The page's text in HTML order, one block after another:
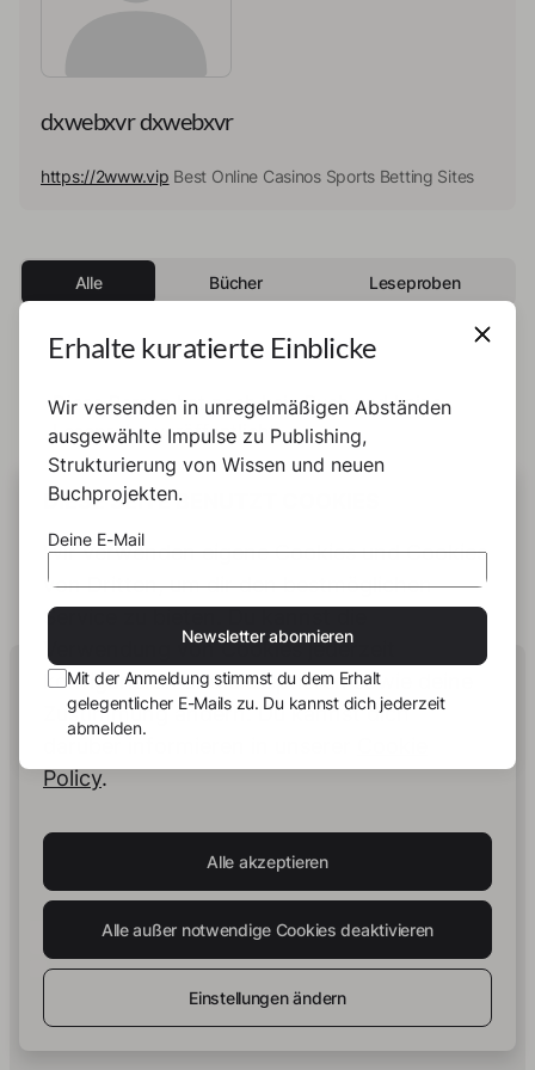
dxwebxvr dxwebxvr
https://2www.vip Best Online Casinos Sports Betting Sites
Alle Bücher Leseproben
Diese Person hat noch kein Buch und keine
Leseprobe veröffentlicht.
DIESE SEITE BENUTZT COOKIES
Wir verwenden eigene Cookies und Cookies
von Dritten, um dir den bestmöglichen
Service zu bieten. Du kannst die
Verwendung von Cookies jederzeit
konfigurieren und akzeptieren sowie deine
Zustimmung ändern. Du kannst dich
Policy.
Alle akzeptieren
Alle außer notwendige Cookies deaktivieren
Einstellungen ändern
Human Intelligence.
In Print.
Impulse zu Buch & Publishing
Wissensverdichtung und ausgewählte Entwicklungen
rund um story.one.
Deine E-Mail
Abonnieren
Mit der Anmeldung stimmst du dem Erhalt gelegentlicher E-
Mails zu. Du kannst dich jederzeit abmelden.
Erhalte kuratierte Einblicke
Wir versenden in unregelmäßigen Abständen
ausgewählte Impulse zu Publishing,
Strukturierung von Wissen und neuen
Buchprojekten.
Deine E-Mail
Newsletter abonnieren
Mit der Anmeldung stimmst du dem Erhalt
gelegentlicher E-Mails zu. Du kannst dich jederzeit
abmelden.